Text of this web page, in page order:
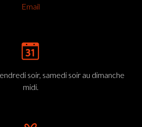
Email
soir, samedi soir au dimanche
midi.